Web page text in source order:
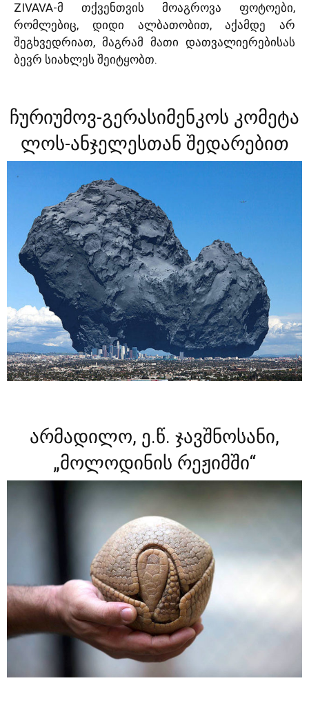
ZIVAVA-მ თქვენთვის მოაგროვა ფოტოები,
რომლებიც, დიდი ალბათობით, აქამდე არ
შეგხვედრიათ, მაგრამ მათი დათვალიერებისას
ბევრ სიახლეს შეიტყობთ.
ჩურიუმოვ-გერასიმენკოს კომეტა
ლოს-ანჯელესთან შედარებით
არმადილო, ე.წ. ჯავშნოსანი,
„მოლოდინის რეჟიმში“